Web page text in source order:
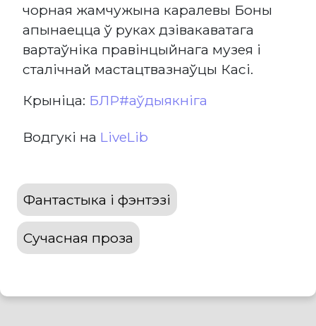
чорная жамчужына каралевы Боны
апынаецца ў руках дзівакаватага
вартаўніка правінцыйнага музея і
сталічнай мастацтвазнаўцы Касі.
Крыніца: БЛР#aўдыякніга
Водгукі на LiveLib
Фантастыка і фэнтэзі
Сучасная проза